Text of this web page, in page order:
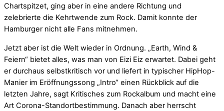
Chartspitzet, ging aber in eine andere Richtung und
zelebrierte die Kehrtwende zum Rock. Damit konnte der
Hamburger nicht alle Fans mitnehmen.
Jetzt aber ist die Welt wieder in Ordnung. „Earth, Wind &
Feiern“ bietet alles, was man von Eizi Eiz erwartet. Dabei geht
er durchaus selbstkritisch vor und liefert in typischer HipHop-
Manier im Eröffnungssong „Intro“ einen Rückblick auf die
letzten Jahre, sagt Kritisches zum Rockalbum und macht eine
Art Corona-Standortbestimmung. Danach aber herrscht